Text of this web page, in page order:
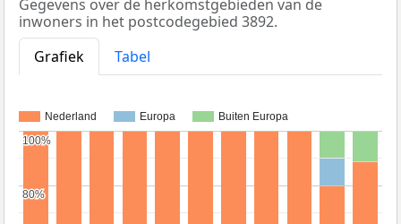
Gegevens over de herkomstgebieden van de
inwoners in het postcodegebied 3892.
Grafiek
Tabel
Nederland Europa Buiten Europa
80%
80%
100%
100%